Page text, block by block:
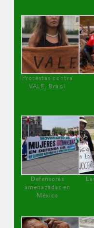
Protestas contra
VALE, Brasil
Defensoras
amenazadas en
México